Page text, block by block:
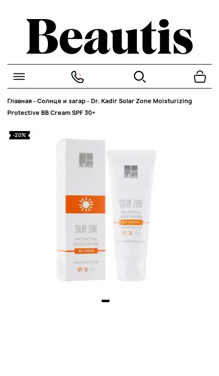
Главная-Солнце и загар-Dr. Kadir Solar Zone Moisturizing
Protective ВВ Cream SPF 30+
-20%